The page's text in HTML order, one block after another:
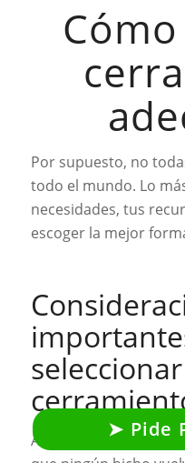
Por supuesto, no
todo el mundo. Lo
necesidades, tus
escoger la mejor
Así pues, si vas aPide